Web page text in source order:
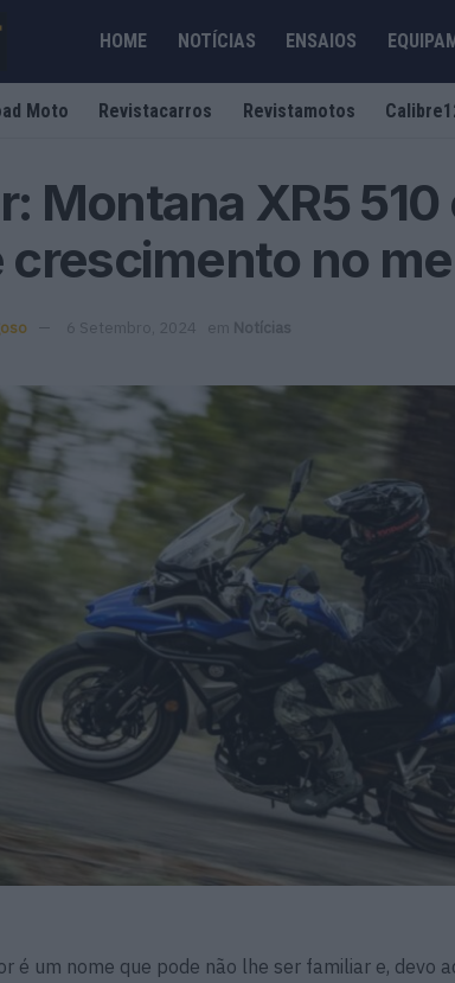
HOME NOTÍCIAS ENSAIOS
Moto Revistacarros Revistamotos
Montana XR5
crescimento no
6 Setembro, 2024 em Notícias
é um nome que pode não lhe ser familiar e, devo